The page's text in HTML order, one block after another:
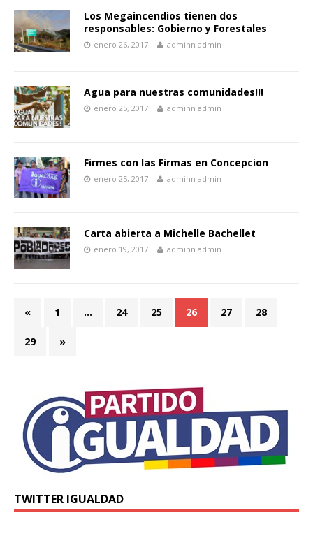
Los Megaincendios tienen dos
responsables: Gobierno y Forestales
enero 26, 2017 adminn admin
Agua para nuestras comunidades!!!
enero 25, 2017 adminn admin
Firmes con las Firmas en Concepcion
enero 25, 2017 adminn admin
Carta abierta a Michelle Bachellet
enero 19, 2017 adminn admin
« 1 … 24 25 26 27 28
29 »
TWITTER IGUALDAD